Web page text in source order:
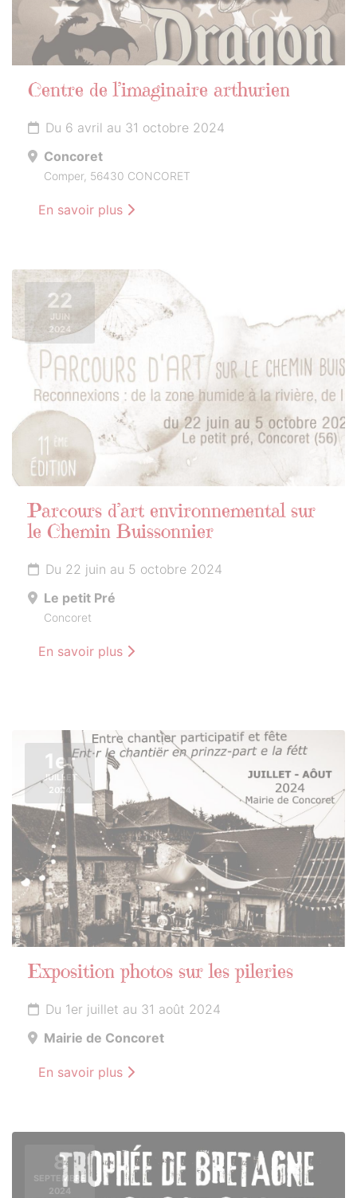
Centre de l’imaginaire arthurien
Du 6 avril au 31 octobre 2024
Concoret
Comper, 56430 CONCORET
En savoir plus
22
JUIN
2024
Parcours d’art environnemental sur
le Chemin Buissonnier
Du 22 juin au 5 octobre 2024
Le petit Pré
Concoret
En savoir plus
1er
JUILLET
2024
Exposition photos sur les pileries
Du 1er juillet au 31 août 2024
Mairie de Concoret
En savoir plus
8
SEPTEMBRE
2024